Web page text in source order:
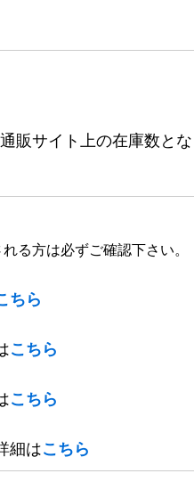
販サイト上の在庫数と
る方は必ずご確認下さい。
ちら
こちら
こちら
細はこちら